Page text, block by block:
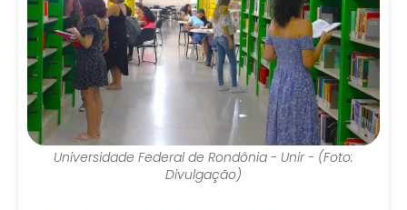
Universidade Federal de Rondônia - Unir - (Foto:
Divulgação)